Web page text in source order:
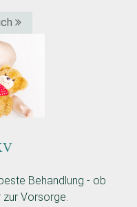
Behandlung - ob
Vorsorge.